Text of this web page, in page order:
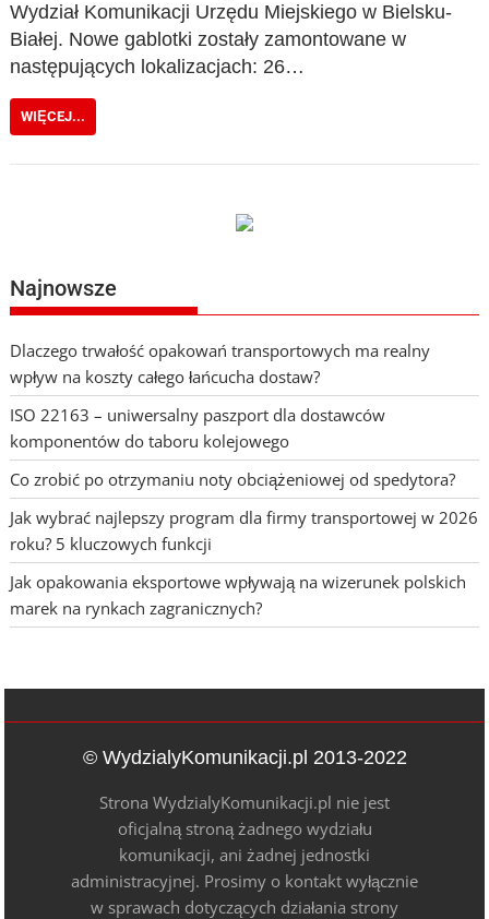
Wydział Komunikacji Urzędu Miejskiego w Bielsku-
Białej. Nowe gablotki zostały zamontowane w
następujących lokalizacjach: 26…
WIĘCEJ...
Najnowsze
Dlaczego trwałość opakowań transportowych ma realny
wpływ na koszty całego łańcucha dostaw?
ISO 22163 – uniwersalny paszport dla dostawców
komponentów do taboru kolejowego
Co zrobić po otrzymaniu noty obciążeniowej od spedytora?
Jak wybrać najlepszy program dla firmy transportowej w 2026
roku? 5 kluczowych funkcji
Jak opakowania eksportowe wpływają na wizerunek polskich
marek na rynkach zagranicznych?
© WydzialyKomunikacji.pl 2013-2022
Strona WydzialyKomunikacji.pl nie jest
oficjalną stroną żadnego wydziału
komunikacji, ani żadnej jednostki
administracyjnej. Prosimy o kontakt wyłącznie
w sprawach dotyczących działania strony